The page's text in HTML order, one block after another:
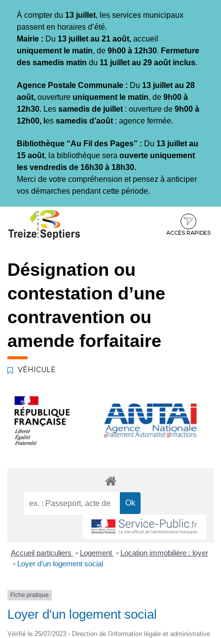
À compter du 13 juillet, les services municipaux
passent en horaires d’été.
Mairie : Du 13 juillet au 21 août, accueil
uniquement le matin, de 9h00 à 12h30. Fermeture
des samedis matin du 11 juillet au 29 août inclus.
Agence Postale Communale : Du 13 juillet au 28
août, ouverture uniquement le matin, de 9h00 à
12h30. Les samedis de juillet : ouverture de 9h00 à
12h00, l es samedis d’août : agence fermée.
Bibliothèque “Au Fil des Pages” : Du 13 juillet au
15 août, la bibliothèque sera ouverte uniquement
les vendredis de 16h30 à 18h30.
Merci de votre compréhension et pensez à anticiper
vos démarches pendant cette période.
contenu
pied
ACCÈS RAPIDES
Désignation ou
contestation d’une
contravention ou
amende forfaitaire
VÉHICULE
Accueil particuliers > Logement > Location immobilière : loyer
> Loyer d'un logement social
Fiche pratique
Loyer d'un logement social
Vérifié le 25/07/2023 - Direction de l'information légale et administrative